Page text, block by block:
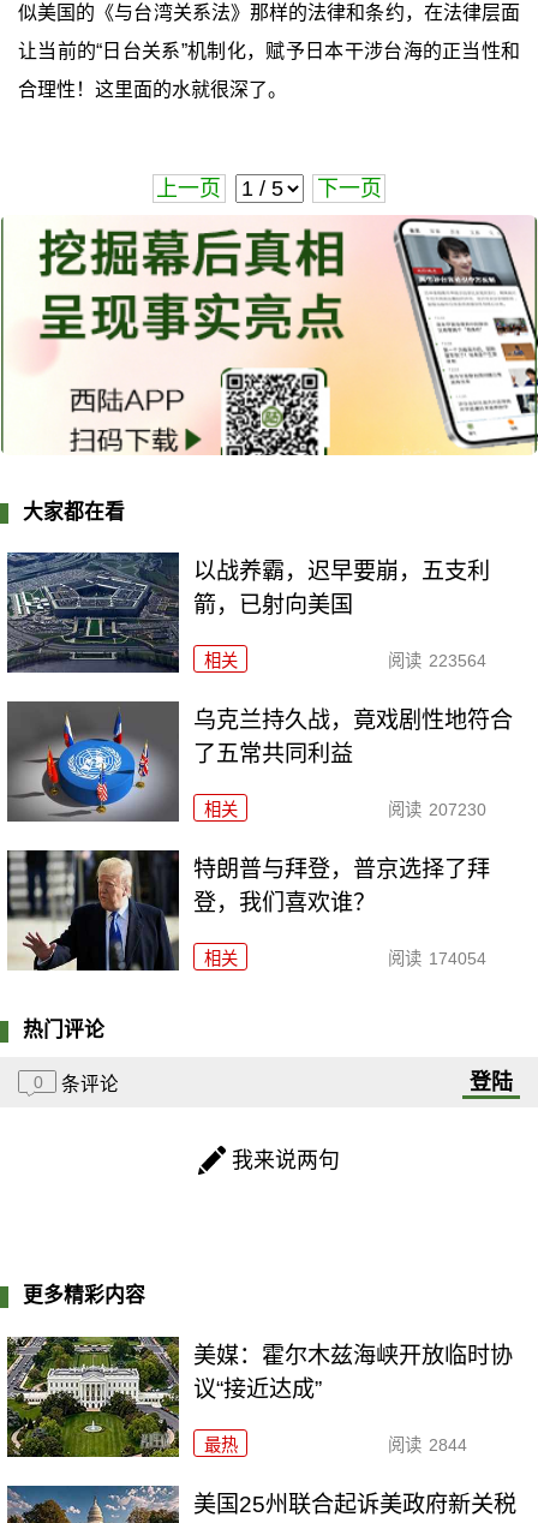
似美国的《与台湾关系法》那样的法律和条约，在法律层面
让当前的“日台关系”机制化，赋予日本干涉台海的正当性和
合理性！这里面的水就很深了。
上一页 下一页
大家都在看
以战养霸，迟早要崩，五支利
箭，已射向美国
相关 阅读 223564
乌克兰持久战，竟戏剧性地符合
了五常共同利益
相关 阅读 207230
特朗普与拜登，普京选择了拜
登，我们喜欢谁？
相关 阅读 174054
热门评论
0 条评论 登陆
我来说两句
更多精彩内容
美媒：霍尔木兹海峡开放临时协
议“接近达成”
最热 阅读 2844
美国25州联合起诉美政府新关税